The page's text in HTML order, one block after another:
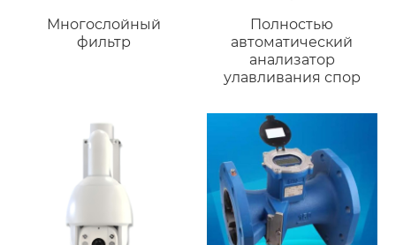
Многослойный
фильтр
Полностью
автоматический
анализатор
улавливания спор